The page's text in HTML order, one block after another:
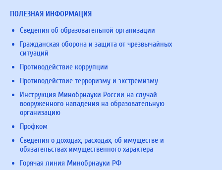
ПОЛЕЗНАЯ ИНФОРМАЦИЯ
Сведения об образовательной организации
Гражданская оборона и защита от чрезвычайных
ситуаций
Противодействие коррупции
Противодействие терроризму и экстремизму
Инструкция Минобрнауки России на случай
вооруженного нападения на образовательную
организацию
Профком
Сведения о доходах, расходах, об имуществе и
обязательствах имущественного характера
Горячая линия Минобрнауки РФ